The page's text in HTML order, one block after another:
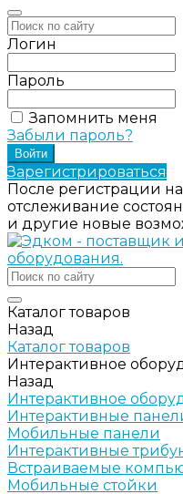
Логин
Пароль
Запомнить меня
Забыли пароль?
Зарегистрироваться
После регистрации
отслеживание
и другие новые
Каталог товаров
Назад
Каталог товаров
Интерактивное
Назад
Интерактивное
Интерактивные
Мобильные панели
Интерактивные
Встраиваемые
Мобильные стойки